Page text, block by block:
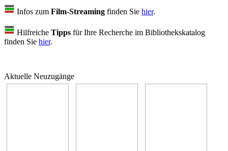
Infos zum Film-Streaming finden Sie hier.
Hilfreiche Tipps für Ihre Recherche im Bibliothekskatalog
finden Sie hier.
Aktuelle Neuzugänge